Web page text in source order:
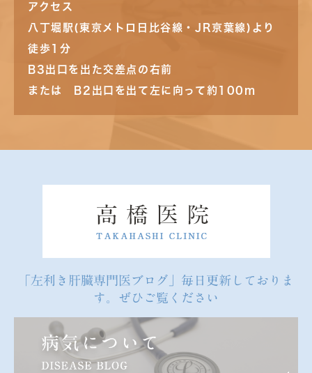
アクセス
八丁堀駅(東京メトロ日比谷線・JR京葉線)より
徒歩1分
B3出口を出た交差点の右前
または B2出口を出て左に向って約100m
「左利き肝臓専門医ブログ」毎日更新しておりま
す。ぜひご覧ください